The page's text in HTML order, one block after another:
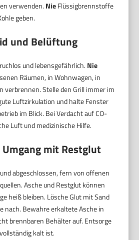
verwenden. NieFlüssigbrennstoffe
geben.
und Belüftung
und lebensgefährlich. Nie
Räumen, in Wohnwagen, in
verbrennen. Stelle den Grill immer im
Luftzirkulation und halte Fenster
im Blick. Bei Verdacht auf CO-
Luft und medizinische Hilfe.
mit Restglut
abgeschlossen, fern von offenen
Asche und Restglut können
heiß bleiben. Lösche Glut mit Sand
nach. Bewahre erkaltete Asche in
brennbaren Behälter auf. Entsorge
kalt ist.